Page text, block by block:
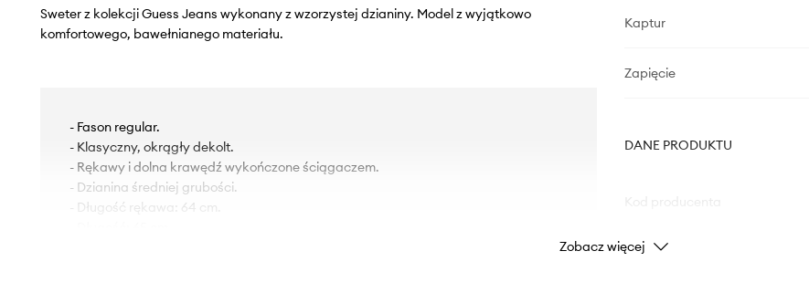
Sweter z kolekcji Guess Jeans wykonany z wzorzystej dzianiny. Model z wyjątkowo
komfortowego, bawełnianego materiału.
- Fason regular.
- Klasyczny, okrągły dekolt.
- Rękawy i dolna krawędź wykończone ściągaczem.
- Dzianina średniej grubości.
- Długość rękawa: 64 cm.
Kaptur
Zapięcie
DANE PRODUKTU
Kolor
Zobacz więcej